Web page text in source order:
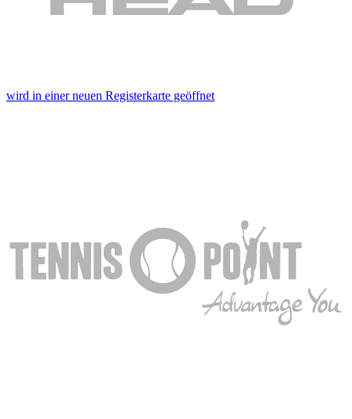
wird in einer neuen Registerkarte geöffnet